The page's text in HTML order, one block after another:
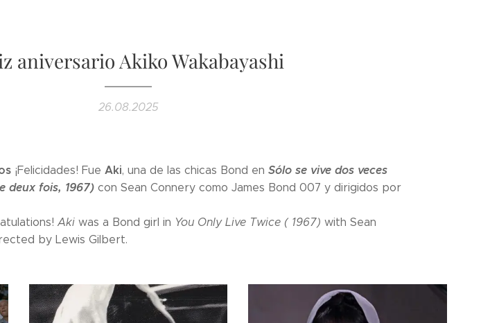
aniversario Akiko Wakabayashi
26.08.2025
¡Felicidades! Fue Aki, una de las chicas Bond en Sólo se vive dos veces
deux fois, 1967) con Sean Connery como James Bond 007 y dirigidos por
Aki was a Bond girl in You Only Live Twice ( 1967) with Sean
by Lewis Gilbert.